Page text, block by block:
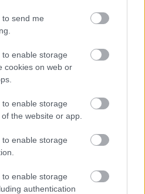
to send me
enable storage
cookies on web or
enable storage
the website or app.
enable storage
enable storage
authentication
Feliratkozom